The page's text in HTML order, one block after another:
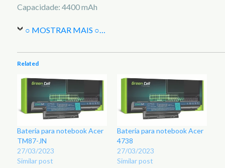
Capacidade: 4400 mAh
○ MOSTRAR MAIS ○…
Related
Bateria para notebook Acer
TM87-JN
27/03/2023
Similar post
Bateria para notebook Acer
4738
27/03/2023
Similar post